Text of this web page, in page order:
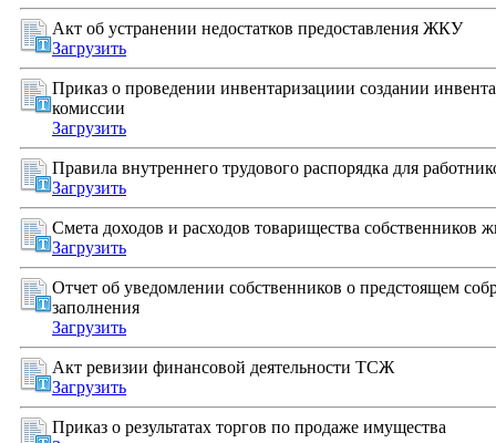
Акт об устранении недостатков предоставления ЖКУ
Загрузить
Приказ о проведении инвентаризациии создании
комиссии
Загрузить
Правила внутреннего трудового распорядка для
Загрузить
Смета доходов и расходов товарищества собственников
Загрузить
Отчет об уведомлении собственников о предстоящем
заполнения
Загрузить
Акт ревизии финансовой деятельности ТСЖ
Загрузить
Приказ о результатах торгов по продаже имущества